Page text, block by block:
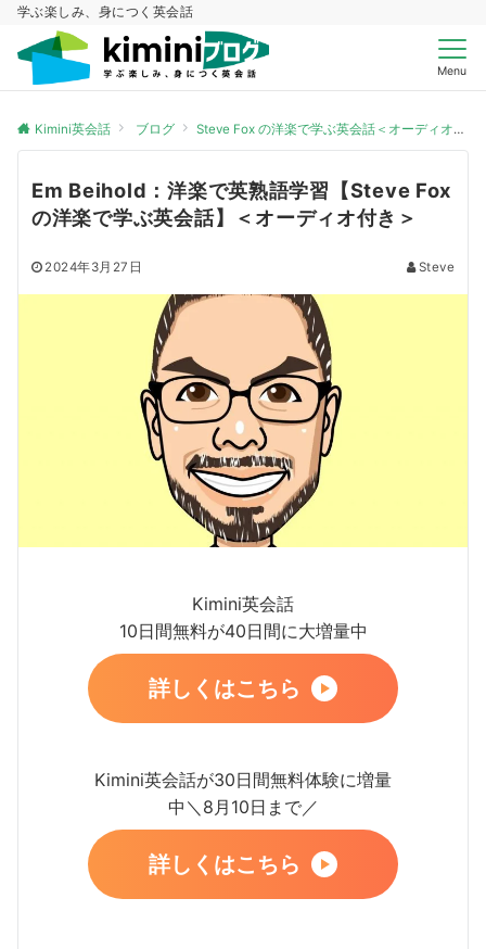
学ぶ楽しみ、身につく英会話
Menu
Kimini英会話 ブログ Steve Fox の洋楽で学ぶ英会話＜オーディオ付き＞
Em Beihold：洋楽で英熟語学習【Steve Fox
の洋楽で学ぶ英会話】＜オーディオ付き＞
2024年3月27日 Steve
Kimini英会話
10日間無料が40日間に大増量中
詳しくはこちら
Kimini英会話が30日間無料体験に増量
中＼8月10日まで／
詳しくはこちら